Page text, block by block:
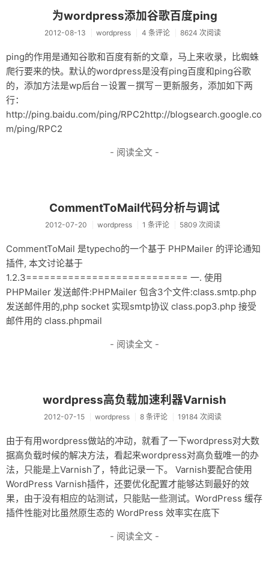
为wordpress添加谷歌百度ping
2012-08-13 wordpress 4 条评论 8624 次阅读
ping的作用是通知谷歌和百度有新的文章，马上来收录，比蜘蛛
爬行要来的快。默认的wordpress是没有ping百度和ping谷歌
的，添加方法是wp后台－设置－撰写－更新服务，添加如下两
行：
http://ping.baidu.com/ping/RPC2http://blogsearch.google.co
m/ping/RPC2
- 阅读全文 -
CommentToMail代码分析与调试
2012-07-20 wordpress 1 条评论 5809 次阅读
CommentToMail 是typecho的一个基于 PHPMailer 的评论通知
插件, 本文讨论基于
1.2.3=========================== 一. 使用
PHPMailer 发送邮件:PHPMailer 包含3个文件:class.smtp.php
发送邮件用的,php socket 实现smtp协议 class.pop3.php 接受
邮件用的 class.phpmail
- 阅读全文 -
wordpress高负载加速利器Varnish
2012-07-15 wordpress 8 条评论 19184 次阅读
由于有用wordpress做站的冲动，就看了一下wordpress对大数
据高负载时候的解决方法，看起来wordpress对高负载唯一的办
法，只能是上Varnish了，特此记录一下。 Varnish要配合使用
WordPress Varnish插件，还要优化配置才能够达到最好的效
果，由于没有相应的站测试，只能贴一些测试。WordPress 缓存
插件性能对比虽然原生态的 WordPress 效率实在底下
- 阅读全文 -